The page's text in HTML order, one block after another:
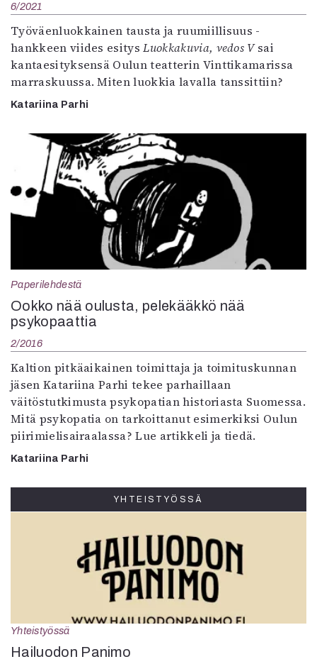
6/2021
Työväenluokkainen tausta ja ruumiillisuus -
hankkeen viides esitysLuokkakuvia, vedos Vsai
kantaesityksensä Oulun teatterin Vinttikamarissa
marraskuussa. Miten luokkia lavalla tanssittiin?
Katariina Parhi
Paperilehdestä
Ookko nää oulusta, pelekääkkö nää
psykopaattia
2/2016
Kaltion pitkäaikainen toimittaja ja toimituskunnan
jäsen Katariina Parhi tekee parhaillaan
väitöstutkimusta psykopatian historiasta Suomessa.
Mitä psykopatia on tarkoittanut esimerkiksi Oulun
piirimielisairaalassa? Lue artikkeli ja tiedä.
Katariina Parhi
YHTEISTYÖSSÄ
Yhteistyössä
Hailuodon Panimo